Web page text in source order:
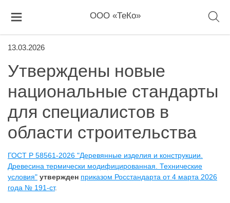
ООО «ТеКо»
13.03.2026
Утверждены новые
национальные стандарты
для специалистов в
области строительства
ГОСТ Р 58561-2026 "Деревянные изделия и конструкции.
Древесина термически модифицированная. Технические
условия" утвержден приказом Росстандарта от 4 марта 2026
года № 191-ст.